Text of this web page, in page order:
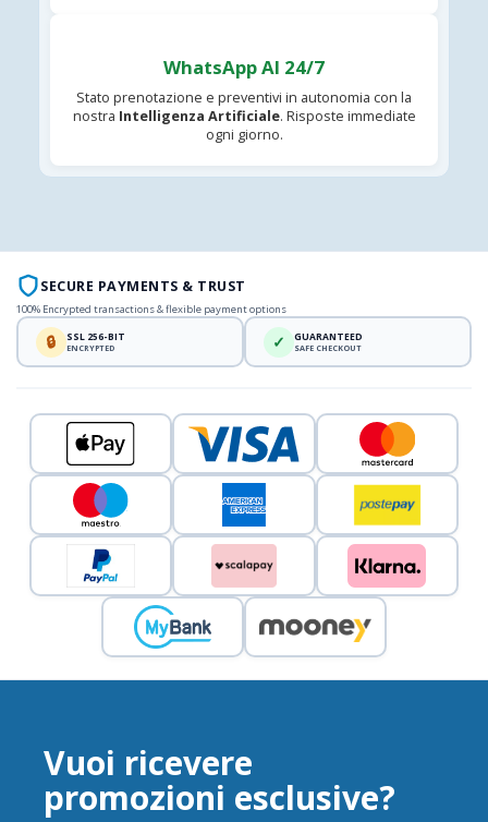
WhatsApp AI 24/7
Stato prenotazione e preventivi in autonomia con la
nostra Intelligenza Artificiale. Risposte immediate
ogni giorno.
SECURE PAYMENTS & TRUST
100% Encrypted transactions & flexible payment options
🔒 SSL 256-BIT
ENCRYPTED ✓ GUARANTEED
SAFE CHECKOUT
Vuoi ricevere
promozioni esclusive?